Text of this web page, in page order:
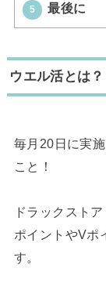
5 最後に
ウエル活とは？
毎月20日に実
こと！
ドラックスト
ポイントやVポ
す。